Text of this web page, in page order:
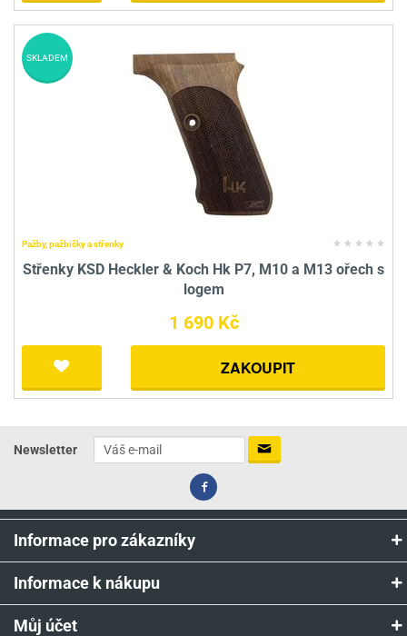
Pažby, pažbičky a střenky
Střenky KSD Heckler & Koch Hk P7, M10 a M13 ořech s
logem
1 690 Kč
ZAKOUPIT
SKLADEM
Newsletter
Informace pro zákazníky
Informace k nákupu
Můj účet